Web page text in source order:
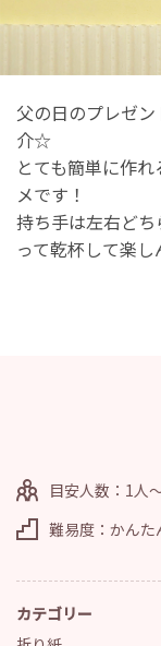
父の日のプレゼ
介☆
とても簡単に作
メです！
持ち手は左右ど
って乾杯して楽
目安人数：1人
難易度：かんた
カテゴリー